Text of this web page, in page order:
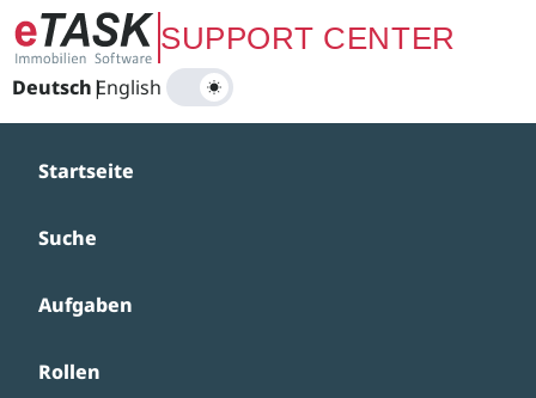
Zum Hauptinhalt springenSUPPORT CENTER
Deutsch|
English
Startseite
Suche
Aufgaben
Rollen